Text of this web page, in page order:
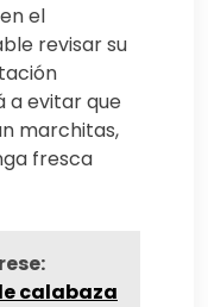
el
revisar su
a evitar que
marchitas,
fresca
calabaza